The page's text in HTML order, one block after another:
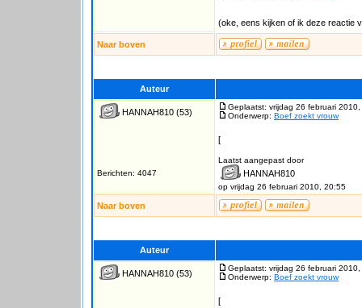
(oke, eens kijken of ik deze reactie
Naar boven
Auteur
HANNAH810 (53)
Berichten: 4047
Geplaatst: vrijdag 26 februari
Onderwerp: Boef zoekt vrouw
[
Laatst aangepast door
HANNAH810
op vrijdag 26 februari 2010, 20:55
Naar boven
Auteur
HANNAH810 (53)
Geplaatst: vrijdag 26 februari
Onderwerp: Boef zoekt vrouw
[